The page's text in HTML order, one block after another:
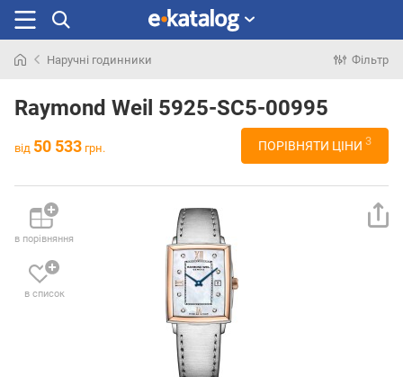
раніше
Наручні годинники Фільтр
Raymond Weil 5925-SC5-00995
від 50 533 грн. ПОРІВНЯТИ ЦІНИ 3
в порівняння
в список